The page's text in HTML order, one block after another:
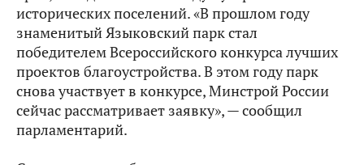
исторических поселений. «В прошлом году
знаменитый Языковский парк стал
победителем Всероссийского конкурса лучших
проектов благоустройства. В этом году парк
снова участвует в конкурсе, Минстрой России
сейчас рассматривает заявку», — сообщил
парламентарий.